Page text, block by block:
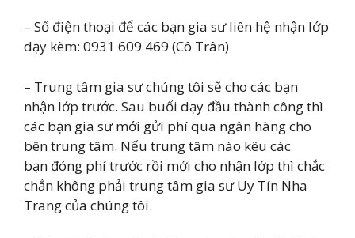
– Số điện thoại để các bạn gia sư liên hệ nhận lớp
dạy kèm: 0931 609 469 (Cô Trân)
– Trung tâm gia sư chúng tôi sẽ cho các bạn
nhận lớp trước. Sau buổi dạy đầu thành công thì
các bạn gia sư mới gửi phí qua ngân hàng cho
bên trung tâm. Nếu trung tâm nào kêu các
bạn đóng phí trước rồi mới cho nhận lớp thì chắc
chắn không phải trung tâm gia sư Uy Tín Nha
Trang của chúng tôi.